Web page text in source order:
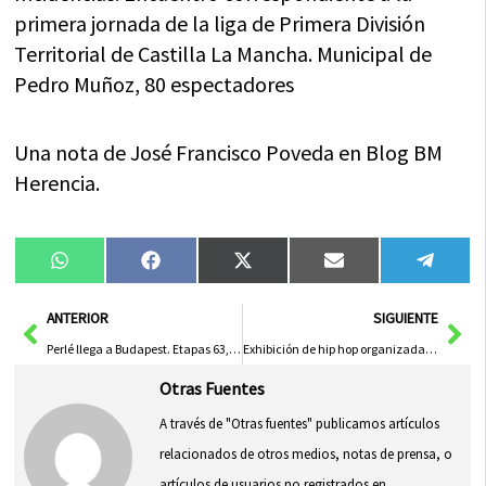
primera jornada de la liga de Primera División
Territorial de Castilla La Mancha. Municipal de
Pedro Muñoz, 80 espectadores
Una nota de José Francisco Poveda en Blog BM
Herencia.
Compartir
en
WhatsAppCompartir
en
FacebookCompartir
en
X
(Twitter)
Compartir
en
Email
en
AntANTERIOR
Perlé llega a Budapest. Etapas 63, 64, 65 y 66
SIGUIENTE
Exhibición de hip hop organizada por la asociación Street Full
Otras Fuentes
A través de "Otras fuentes" publicamos artículos
relacionados de otros medios, notas de prensa, o